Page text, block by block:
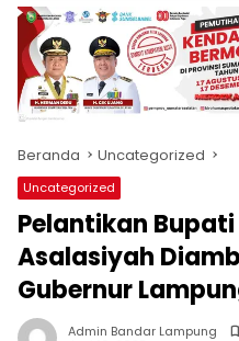
produk
antara
lain
mampu
menjadi
komunikasi
usaha
(beriklan),
fokus
pada
pemberitaan
nasional
maupun
Beranda Uncategorized
Uncategorized
Pelantikan
Asalasiyah
Gubernur
Admin Bandar Lampung